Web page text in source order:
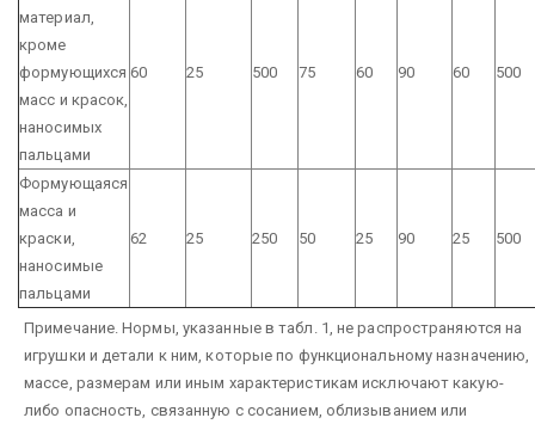
материал,
кроме
формующихся
масс и красок,
наносимых
пальцами
60 25 500 75 60 90 60 500
Формующаяся
масса и
краски,
наносимые
пальцами
62 25 250 50 25 90 25 500
Примечание. Нормы, указанные в табл. 1, не распространяются на
игрушки и детали к ним, которые по функциональному назначению,
массе, размерам или иным характеристикам исключают какую-
либо опасность, связанную с сосанием, облизыванием или